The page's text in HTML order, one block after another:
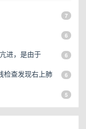
7
6
进，是由于 6
检查发现右上肺
6
5